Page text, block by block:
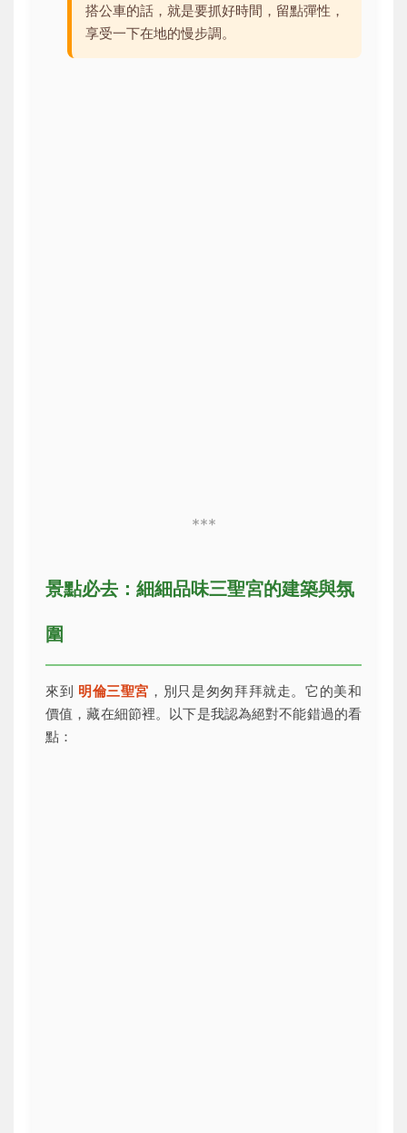
搭公車的話，就是要抓好時間，留點彈性，
享受一下在地的慢步調。
***
景點必去：細細品味三聖宮的建築與氛
圍
來到 明倫三聖宮 ，別只是匆匆拜拜就走。它的美和
價值，藏在細節裡。以下是我認為絕對不能錯過的看
點：